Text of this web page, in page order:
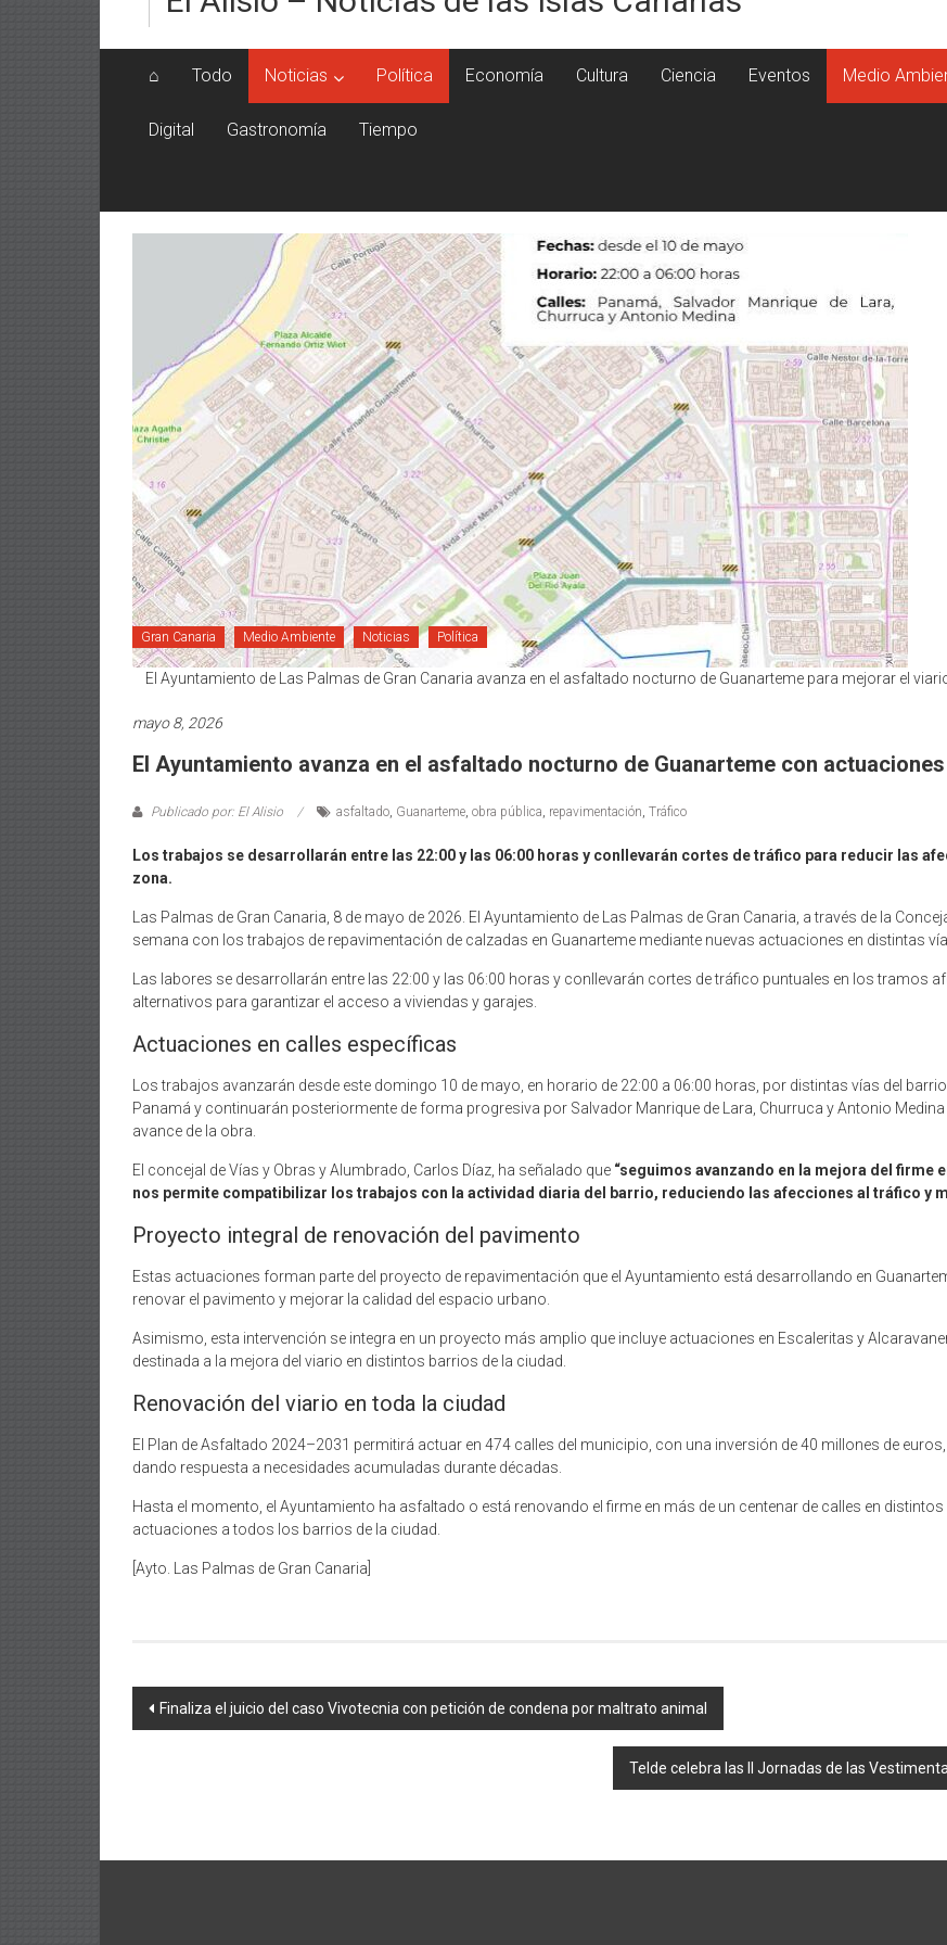
⌂ Todo Noticias Política Economía Cultura Ciencia Eventos Medio
Digital Gastronomía Tiempo
Gran Canaria Medio Ambiente Noticias Política
El Ayuntamiento de Las Palmas de Gran Canaria avanza en el asfaltado nocturno de Guanarteme para mejorar el
mayo 8, 2026
El Ayuntamiento avanza en el asfaltado nocturno de Guanarteme con
Publicado por: El Alisio asfaltado, Guanarteme, obra pública, repavimentación, Tráfico
Los trabajos se desarrollarán entre las 22:00 y las 06:00 horas y conllevarán cortes de tráfico para reducir las
zona.
Las Palmas de Gran Canaria, 8 de mayo de 2026. El Ayuntamiento de Las Palmas de Gran Canaria, a través de la
semana con los trabajos de repavimentación de calzadas en Guanarteme mediante nuevas actuaciones en distintas
Las labores se desarrollarán entre las 22:00 y las 06:00 horas y conllevarán cortes de tráfico puntuales en los tramos
alternativos para garantizar el acceso a viviendas y garajes.
Actuaciones en calles específicas
Los trabajos avanzarán desde este domingo 10 de mayo, en horario de 22:00 a 06:00 horas, por distintas vías del
Panamá y continuarán posteriormente de forma progresiva por Salvador Manrique de Lara, Churruca y Antonio
avance de la obra.
El concejal de Vías y Obras y Alumbrado, Carlos Díaz, ha señalado que “seguimos avanzando en la mejora del firme
nos permite compatibilizar los trabajos con la actividad diaria del barrio, reduciendo las afecciones al tráfico y
Proyecto integral de renovación del pavimento
Estas actuaciones forman parte del proyecto de repavimentación que el Ayuntamiento está desarrollando en
renovar el pavimento y mejorar la calidad del espacio urbano.
Asimismo, esta intervención se integra en un proyecto más amplio que incluye actuaciones en Escaleritas y
destinada a la mejora del viario en distintos barrios de la ciudad.
Renovación del viario en toda la ciudad
El Plan de Asfaltado 2024–2031 permitirá actuar en 474 calles del municipio, con una inversión de 40 millones de
dando respuesta a necesidades acumuladas durante décadas.
Hasta el momento, el Ayuntamiento ha asfaltado o está renovando el firme en más de un centenar de calles en
actuaciones a todos los barrios de la ciudad.
[Ayto. Las Palmas de Gran Canaria]
Navegación
Finaliza el juicio del caso Vivotecnia con petición de condena por maltrato animal
Telde celebra las II Jornadas de las